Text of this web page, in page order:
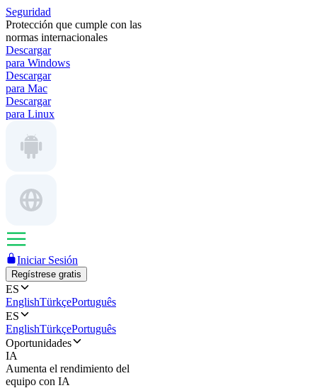
Seguridad
Protección que cumple con las
normas internacionales
Descargar
para Windows
Descargar
para Mac
Descargar
para Linux
Iniciar Sesión
Regístrese gratis
ES
EnglishTürkçePortuguês
ES
EnglishTürkçePortuguês
Oportunidades
IA
Aumenta el rendimiento del
equipo con IA